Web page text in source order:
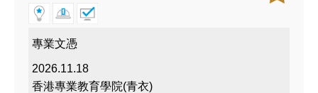
入/
課程
專業文憑
2026.11.18
香港專業教育學院(青衣)